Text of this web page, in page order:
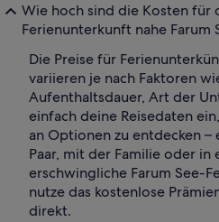
Wie hoch sind die Kosten für
Ferienunterkunft nahe Farum
Die Preise für
variieren je nach Faktoren
Aufenthaltsdauer, Art der
einfach deine Reisedaten
an Optionen zu entdecken –
Paar, mit der Familie oder
erschwingliche Farum See-
nutze das kostenlose
direkt.